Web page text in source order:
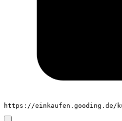
https://einkaufen.gooding.de/